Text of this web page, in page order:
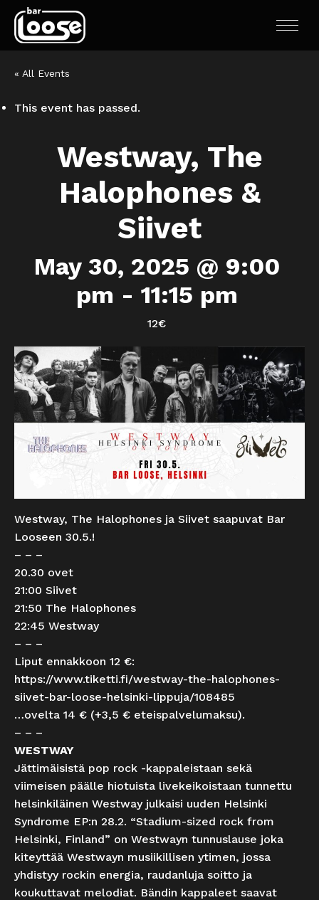
« All Events
This event has passed.
Westway, The
Halophones &
Siivet
May 30, 2025 @ 9:00
pm - 11:15 pm
12€
Westway, The Halophones ja Siivet saapuvat Bar
Looseen 30.5.!
– – –
20.30 ovet
21:00 Siivet
21:50 The Halophones
22:45 Westway
– – –
Liput ennakkoon 12 €:
https://www.tiketti.fi/westway-the-halophones-
siivet-bar-loose-helsinki-lippuja/108485
…ovelta 14 € (+3,5 € eteispalvelumaksu).
– – –
WESTWAY
Jättimäisistä pop rock -kappaleistaan sekä
viimeisen päälle hiotuista livekeikoistaan tunnettu
helsinkiläinen Westway julkaisi uuden Helsinki
Syndrome EP:n 28.2. “Stadium-sized rock from
Helsinki, Finland” on Westwayn tunnuslause joka
kiteyttää Westwayn musiikillisen ytimen, jossa
yhdistyy rockin energia, raudanluja soitto ja
koukuttavat melodiat. Bändin kappaleet saavat